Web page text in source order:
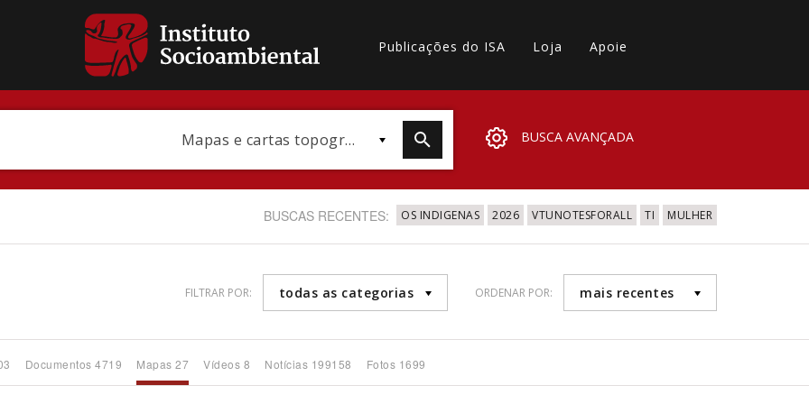
Publicações do ISA Loja Apoie
Mapas e cartas topográficas BUSCA AVANÇADA
BUSCAS RECENTES: OS INDIGENAS 2026 VTUNOTESFORALL TI MULHER
FILTRAR POR: todas as categorias ORDENAR POR: mais recentes
Documentos 4719 Mapas 27 Vídeos 8 Notícias 199158 Fotos 1699